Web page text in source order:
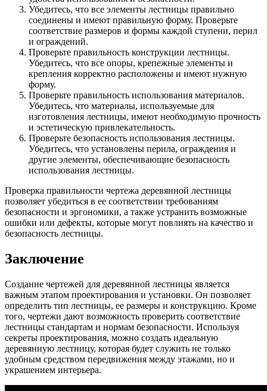
Убедитесь, что все элементы лестницы правильно
соединены и имеют правильную форму. Проверьте
соответствие размеров и формы каждой ступени, перил
и ограждений.
Проверьте правильность конструкции лестницы.
Убедитесь, что все опоры, крепежные элементы и
крепления корректно расположены и имеют нужную
форму.
Проверьте правильность использования материалов.
Убедитесь, что материалы, используемые для
изготовления лестницы, имеют необходимую прочность
и эстетическую привлекательность.
Проверьте безопасность использования лестницы.
Убедитесь, что установлены перила, ограждения и
другие элементы, обеспечивающие безопасность
использования лестницы.
Проверка правильности чертежа деревянной лестницы
позволяет убедиться в ее соответствии требованиям
безопасности и эргономики, а также устранить возможные
ошибки или дефекты, которые могут повлиять на качество и
безопасность лестницы.
Заключение
Создание чертежей для деревянной лестницы является
важным этапом проектирования и установки. Он позволяет
определить тип лестницы, ее размеры и конструкцию. Кроме
того, чертежи дают возможность проверить соответствие
лестницы стандартам и нормам безопасности. Используя
секреты проектирования, можно создать идеальную
деревянную лестницу, которая будет служить не только
удобным средством передвижения между этажами, но и
украшением интерьера.